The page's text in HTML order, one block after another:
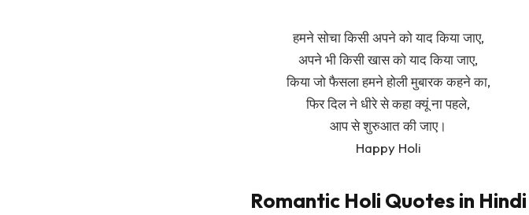
हमने सोचा किसी अपने को याद किया जाए,
अपने भी किसी खास को याद किया जाए,
किया जो फैसला हमने होली मुबारक कहने का,
फिर दिल ने धीरे से कहा क्यूं ना पहले,
आप से शुरुआत की जाए।
Happy Holi
Romantic Holi Quotes in Hindi